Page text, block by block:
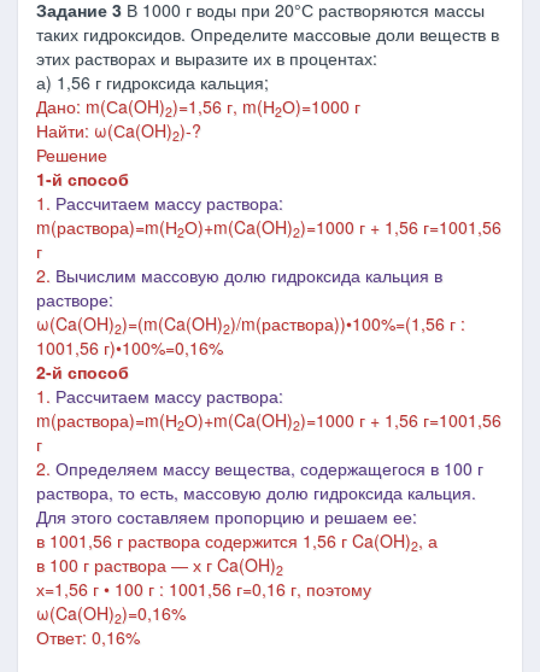
Задание 3 В 1000 г воды при 20°С растворяются массы
таких гидроксидов. Определите массовые доли веществ в
этих растворах и выразите их в процентах:
а) 1,56 г гидроксида кальция;
Дано: m(Сa(OH)2)=1,56 г, m(Н2О)=1000 г
Найти: ω(Сa(OH)2)-?
Решение
1-й способ
1. Рассчитаем массу раствора:
m(раствора)=m(Н2О)+m(Ca(OH)2)=1000 г + 1,56 г=1001,56
г
2. Вычислим массовую долю гидроксида кальция в
растворе:
ω(Ca(OH)2)=(m(Ca(OH)2)/m(раствора))•100%=(1,56 г :
1001,56 г)•100%=0,16%
2-й способ
1. Рассчитаем массу раствора:
m(раствора)=m(Н2О)+m(Ca(OH)2)=1000 г + 1,56 г=1001,56
г
2. Определяем массу вещества, содержащегося в 100 г
раствора, то есть, массовую долю гидроксида кальция.
Для этого составляем пропорцию и решаем ее:
в 1001,56 г раствора содержится 1,56 г Ca(OH)2, а
в 100 г раствора ― х г Ca(OH)2
х=1,56 г • 100 г : 1001,56 г=0,16 г, поэтому
ω(Ca(OH)2)=0,16%
Ответ: 0,16%